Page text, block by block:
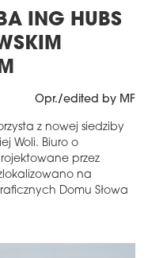
ING HUBS
Opr./edited by MF
z nowej siedziby
Woli. Biuro o
przez
na
Domu Słowa